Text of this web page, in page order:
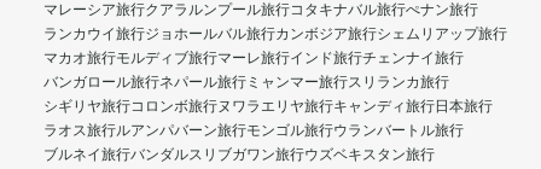
マレーシア旅行クアラルンプール旅行コタキナバル旅行ぺナン旅行
ランカウイ旅行ジョホールバル旅行カンボジア旅行シェムリアップ旅行
マカオ旅行モルディブ旅行マーレ旅行インド旅行チェンナイ旅行
バンガロール旅行ネパール旅行 ミャンマー旅行スリランカ旅行
シギリヤ旅行コロンボ旅行ヌワラエリヤ旅行キャンディ旅行日本旅行
ラオス旅行ルアンパバーン旅行モンゴル旅行ウランバートル旅行
ブルネイ旅行バンダルスリブガワン旅行ウズベキスタン旅行